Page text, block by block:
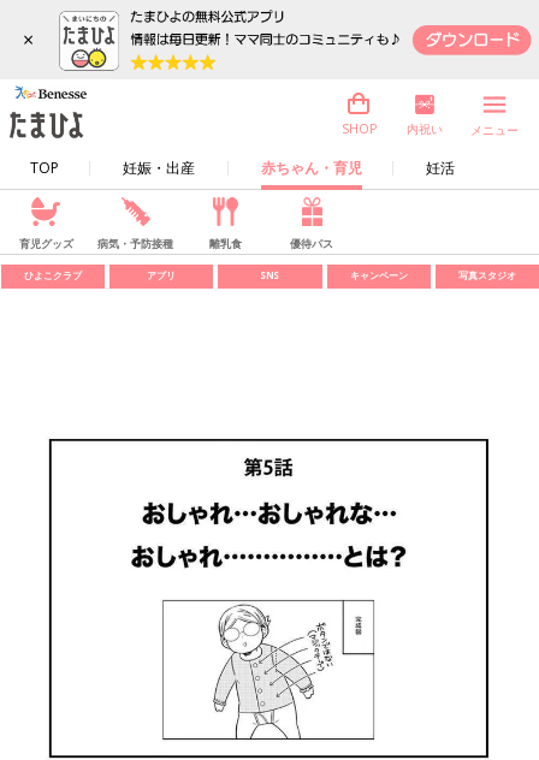
×
TOP 妊娠・出産 赤ちゃん・育児 妊活
SHOP 内祝い メニュー
育児グッズ 病気・予防接種 離乳食 優待パス
ひよこクラブ アプリ SNS キャンペーン 写真スタジオ